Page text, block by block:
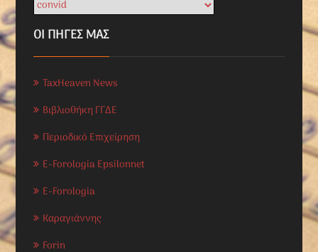
ΟΙ ΠΗΓΕΣ ΜΑΣ
TaxHeaven News
Βιβλιοθήκη ΓΓΔΕ
Περιοδικό Επιχείρηση
E-Forologia Epsilonnet
E-Forologia
Καραγιάννης
Forin